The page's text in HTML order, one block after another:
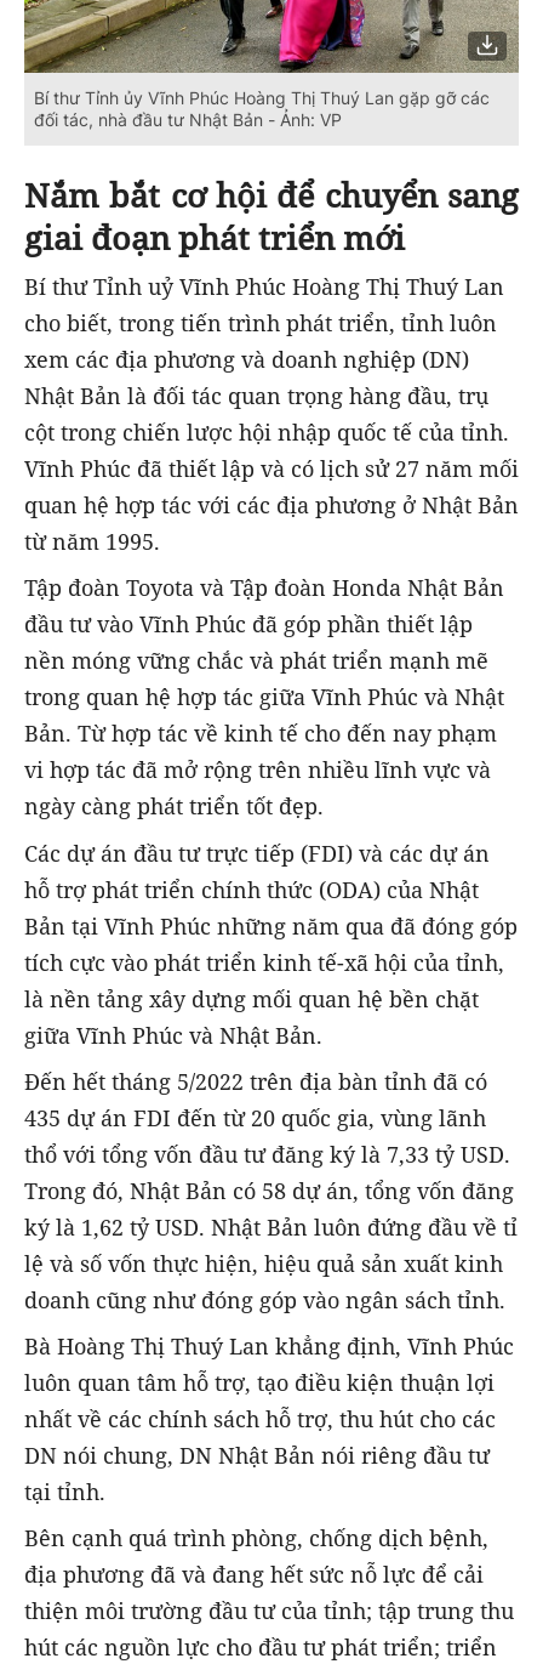
Bí thư Tỉnh ủy Vĩnh Phúc Hoàng Thị Thuý Lan gặp gỡ các
đối tác, nhà đầu tư Nhật Bản - Ảnh: VP
Nắm bắt cơ hội để chuyển sang
giai đoạn phát triển mới
Bí thư Tỉnh uỷ Vĩnh Phúc Hoàng Thị Thuý Lan
cho biết, trong tiến trình phát triển, tỉnh luôn
xem các địa phương và doanh nghiệp (DN)
Nhật Bản là đối tác quan trọng hàng đầu, trụ
cột trong chiến lược hội nhập quốc tế của tỉnh.
Vĩnh Phúc đã thiết lập và có lịch sử 27 năm mối
quan hệ hợp tác với các địa phương ở Nhật Bản
từ năm 1995.
Tập đoàn Toyota và Tập đoàn Honda Nhật Bản
đầu tư vào Vĩnh Phúc đã góp phần thiết lập
nền móng vững chắc và phát triển mạnh mẽ
trong quan hệ hợp tác giữa Vĩnh Phúc và Nhật
Bản. Từ hợp tác về kinh tế cho đến nay phạm
vi hợp tác đã mở rộng trên nhiều lĩnh vực và
ngày càng phát triển tốt đẹp.
Các dự án đầu tư trực tiếp (FDI) và các dự án
hỗ trợ phát triển chính thức (ODA) của Nhật
Bản tại Vĩnh Phúc những năm qua đã đóng góp
tích cực vào phát triển kinh tế-xã hội của tỉnh,
là nền tảng xây dựng mối quan hệ bền chặt
giữa Vĩnh Phúc và Nhật Bản.
Đến hết tháng 5/2022 trên địa bàn tỉnh đã có
435 dự án FDI đến từ 20 quốc gia, vùng lãnh
thổ với tổng vốn đầu tư đăng ký là 7,33 tỷ USD.
Trong đó, Nhật Bản có 58 dự án, tổng vốn đăng
ký là 1,62 tỷ USD. Nhật Bản luôn đứng đầu về tỉ
lệ và số vốn thực hiện, hiệu quả sản xuất kinh
doanh cũng như đóng góp vào ngân sách tỉnh.
Bà Hoàng Thị Thuý Lan khẳng định, Vĩnh Phúc
luôn quan tâm hỗ trợ, tạo điều kiện thuận lợi
nhất về các chính sách hỗ trợ, thu hút cho các
DN nói chung, DN Nhật Bản nói riêng đầu tư
tại tỉnh.
Bên cạnh quá trình phòng, chống dịch bệnh,
địa phương đã và đang hết sức nỗ lực để cải
thiện môi trường đầu tư của tỉnh; tập trung thu
hút các nguồn lực cho đầu tư phát triển; triển